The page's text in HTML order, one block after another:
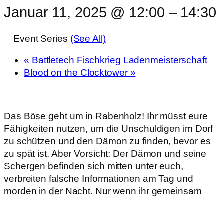
Januar 11, 2025 @ 12:00 – 14:30
Event Series (See All)
« Battletech Fischkrieg Ladenmeisterschaft
Blood on the Clocktower »
Das Böse geht um in Rabenholz! Ihr müsst eure
Fähigkeiten nutzen, um die Unschuldigen im Dorf
zu schützen und den Dämon zu finden, bevor es
zu spät ist. Aber Vorsicht: Der Dämon und seine
Schergen befinden sich mitten unter euch,
verbreiten falsche Informationen am Tag und
morden in der Nacht. Nur wenn ihr gemeinsam